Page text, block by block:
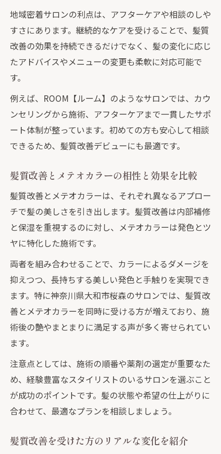
地域密着サロンの利点は、アフターケアや相談のしや
すさにあります。継続的なケアを受けることで、髪質
改善の効果を持続できるだけでなく、髪の変化に応じ
たアドバイスやメニューの変更も柔軟に対応可能で
す。
例えば、ROOM【ルーム】のようなサロンでは、カウ
ンセリングから施術、アフターケアまで一貫したサポ
ート体制が整っています。初めての方も安心して相談
できるため、髪質改善デビューにも最適です。
髪質改善とメテオカラーの相性と効果を比較
髪質改善とメテオカラーは、それぞれ異なるアプロー
チで髪の美しさを引き出します。髪質改善は内部補修
と保湿を重視するのに対し、メテオカラーは発色とツ
ヤに特化した施術です。
両者を組み合わせることで、カラーによるダメージを
抑えつつ、長持ちする美しい発色と手触りを実現でき
ます。特に神奈川県大和市桜森のサロンでは、髪質改
善とメテオカラーを同時に受ける方が増えており、施
術後の艶やまとまりに満足する声が多く寄せられてい
ます。
注意点としては、施術の順番や薬剤の選定が重要なた
め、経験豊富なスタイリストのいるサロンを選ぶこと
が成功のポイントです。髪の状態や希望の仕上がりに
合わせて、最適なプランを相談しましょう。
髪質改善を受けた方のリアルな変化を紹介